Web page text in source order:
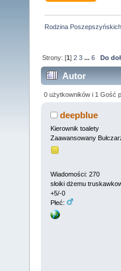
Rodzina
Strony: [1]2 3 ...6 Do
Autor
0 użytkowników i 1 Gość
deepblue
Kierownik toalety
Zaawansowany
Wiadomości: 270
słoiki dżemu
+5/-0
Płeć: